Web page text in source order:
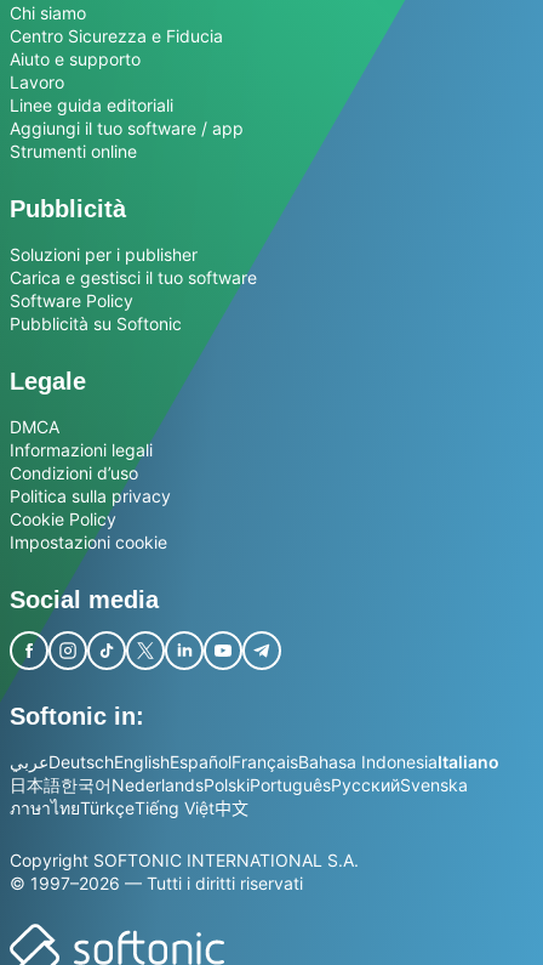
Chi siamo
Centro Sicurezza e Fiducia
Aiuto e supporto
Lavoro
Linee guida editoriali
Aggiungi il tuo software / app
Strumenti online
Pubblicità
Soluzioni per i publisher
Carica e gestisci il tuo software
Software Policy
Pubblicità su Softonic
Legale
DMCA
Informazioni legali
Condizioni d’uso
Politica sulla privacy
Cookie Policy
Impostazioni cookie
Social media
Softonic in:
عربيDeutschEnglishEspañolFrançaisBahasa IndonesiaItaliano
日本語한국어NederlandsPolskiPortuguêsРусскийSvenska
ภาษาไทยTürkçeTiếng Việt中文
Copyright SOFTONIC INTERNATIONAL S.A.
© 1997–2026 — Tutti i diritti riservati